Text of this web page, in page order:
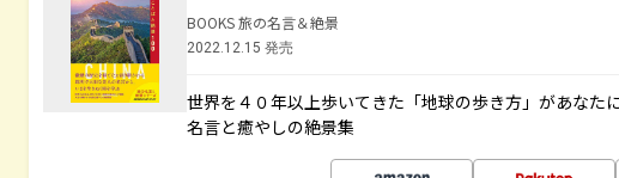
BOOKS 旅の名言＆絶景
2022.12.15 発売
世界を４０年以上歩いてきた「地球の歩き方」があなた
名言と癒やしの絶景集